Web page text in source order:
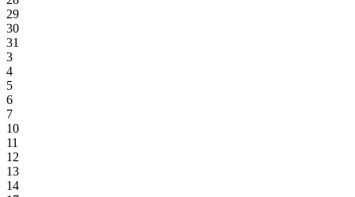
29
30
31
3
4
5
6
7
10
11
12
13
14